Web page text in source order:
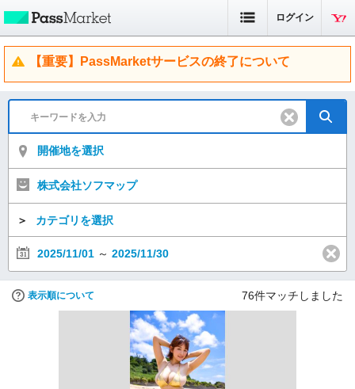
ログイン
【重要】PassMarketサービスの終了について
開催地を選択
株式会社ソフマップ
＞ カテゴリを選択
2025/11/01 ～ 2025/11/30
表示順について 76件マッチしました